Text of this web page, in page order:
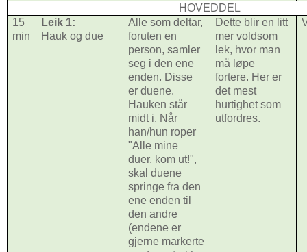
HOVEDDEL
15
min
Leik 1:
Hauk og due
Alle som deltar,
foruten en
person, samler
seg i den ene
enden. Disse
er duene.
Hauken står
midt i. Når
han/hun roper
"Alle mine
duer, kom ut!",
skal duene
springe fra den
ene enden til
den andre
(endene er
gjerne markerte
Dette blir en litt
mer voldsom
lek, hvor man
må løpe
fortere. Her er
det mest
hurtighet som
utfordres.